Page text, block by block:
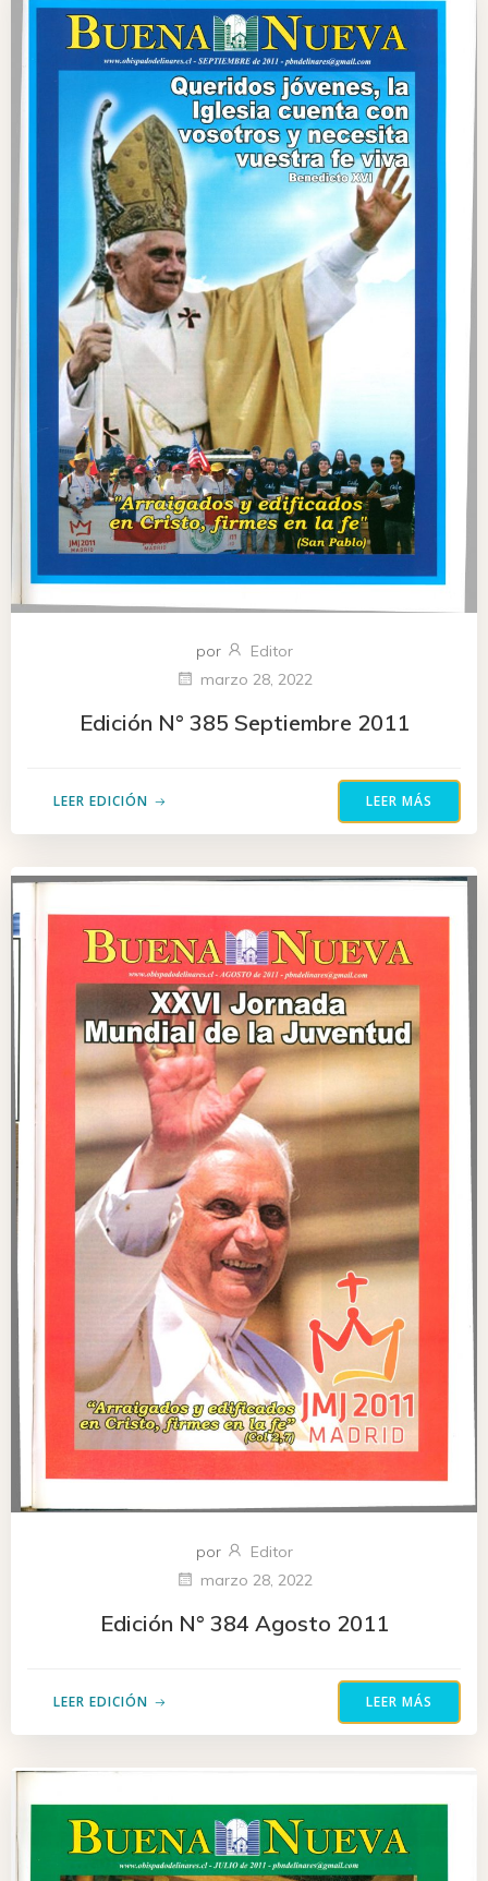
por
Editor
marzo 28, 2022
Edición N° 385 Septiembre 2011
LEER EDICIÓN LEER MÁS
por
Editor
marzo 28, 2022
Edición N° 384 Agosto 2011
LEER EDICIÓN LEER MÁS